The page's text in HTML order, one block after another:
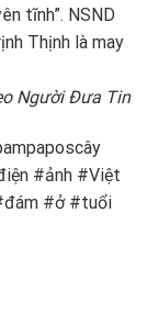
tĩnh”. NSND
Thịnh là may
Người Đưa Tin
#ảnh #Việt
#ở #tuổi